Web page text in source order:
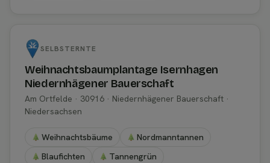
SELBSTERNTE
Weihnachtsbaumplantage Isernhagen
Niedernhägener Bauerschaft
Am Ortfelde · 30916 · Niedernhägener Bauerschaft ·
Niedersachsen
Weihnachtsbäume
Nordmanntannen
Blaufichten
Tannengrün